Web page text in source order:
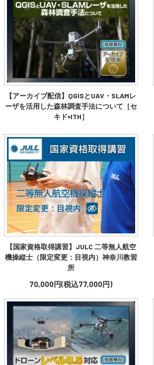
【アーカイブ配信】QGISとUAV・SLAMレ
ーザを活用した森林調査手法について［セ
キド×ITH］
【国家資格取得講習】JULC 二等無人航空
機操縦士（限定変更：目視内）神奈川教習
所
70,000円(税込77,000円)